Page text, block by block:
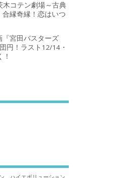
コテン劇場～古典
縁奇縁！恋はいつ
宮田バスターズ
円！ラスト12/14・